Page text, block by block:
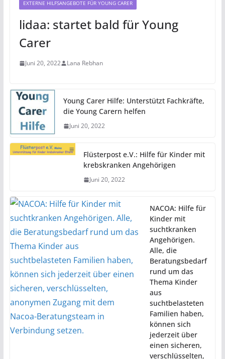
EXTERNE HILFSANGEBOTE FÜR YOUNG CARER
lidaa: startet bald für Young
Carer
Juni 20, 2022 Lana Rebhan
Young Carer Hilfe: Unterstützt Fachkräfte,
die Young Carern helfen
Juni 20, 2022
Flüsterpost e.V.: Hilfe für Kinder mit
krebskranken Angehörigen
Juni 20, 2022
NACOA: Hilfe für
Kinder mit
suchtkranken
Angehörigen.
Alle, die
Beratungsbedarf
rund um das
Thema Kinder
aus
suchtbelasteten
Familien haben,
können sich
jederzeit über
einen sicheren,
verschlüsselten,